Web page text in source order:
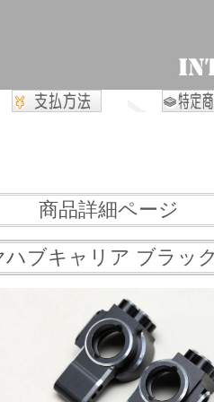
商品詳細ページ
ブキャリア ブラッ